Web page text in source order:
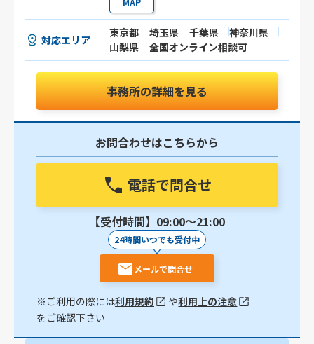
対応エリア
東京都 埼玉県 千葉県
神奈川県
山梨県
全国オンライン相談可
事務所の詳細を見る
お問合わせはこちらから
電話で問合せ
【受付時間】09:00〜21:00
24時間いつでも受付中
メールで問合せ
※ご利用の際には利用規約 や利用上の注意
をご確認下さい